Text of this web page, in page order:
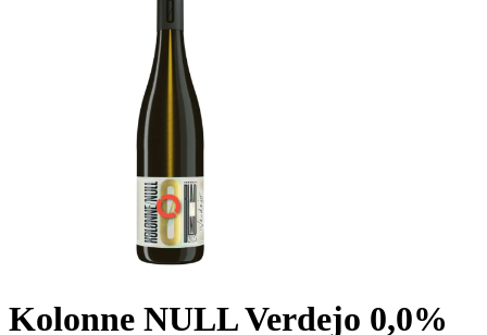
Kolonne NULL Verdejo 0,0%